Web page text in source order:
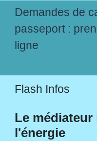
Demandes de
passeport :
ligne
Flash Infos
Le
l'énergie